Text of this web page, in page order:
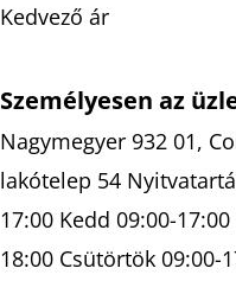
Kedvező ár
Személyesen az
Nagymegyer 932 01,
lakótelep 54
17:00 Kedd 09:00-
18:00 Csütörtök 09:00-